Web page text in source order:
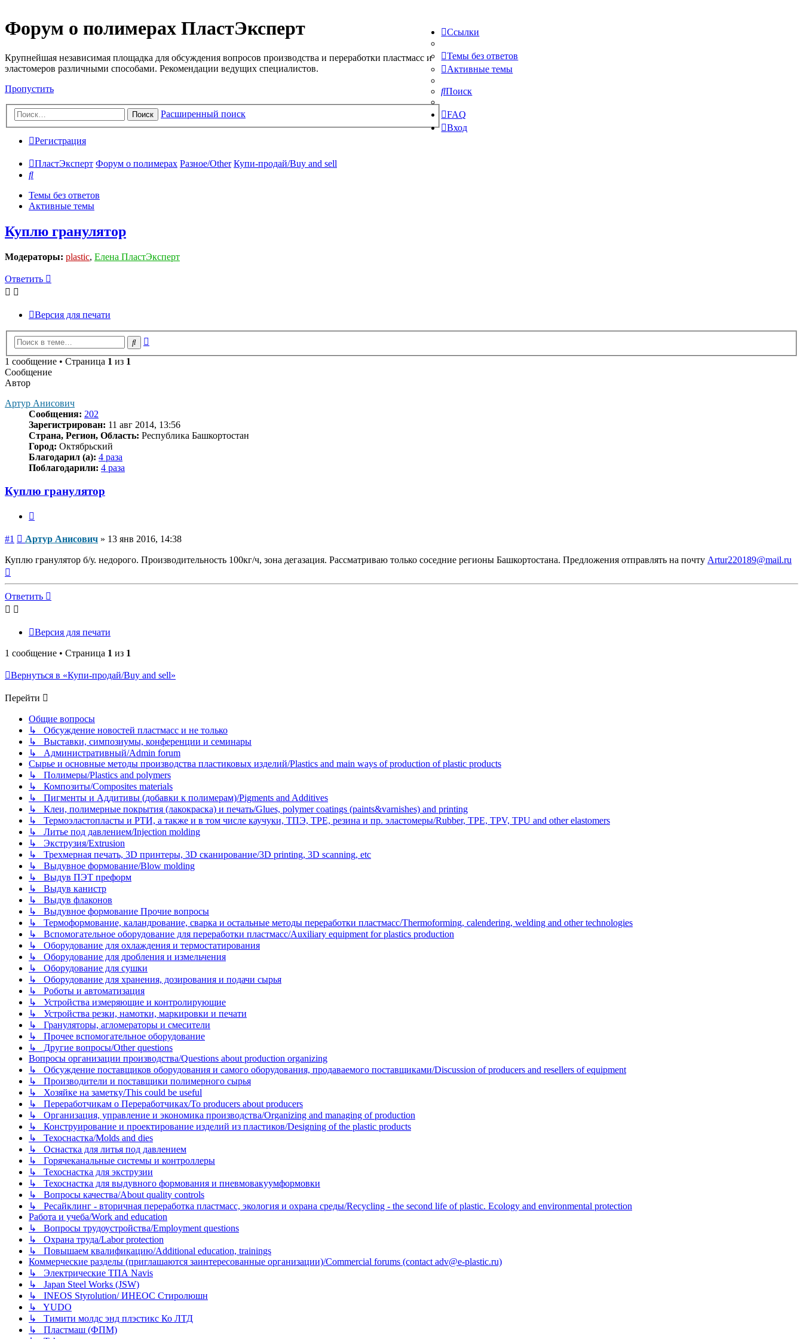
Форум о полимерах ПластЭксперт
Крупнейшая независимая площадка для обсуждения вопросов производства и переработки пластмасс и
эластомеров различными способами. Рекомендации ведущих специалистов.
Пропустить
Поиск Расширенный поиск
Ссылки
Темы без ответов
Активные темы
Поиск
FAQ
Вход
Регистрация
ПластЭксперт Форум о полимерах Разное/Other Купи-продай/Buy and sell
Поиск
Темы без ответов
Активные темы
Куплю гранулятор
Модераторы: plastic, Елена ПластЭксперт
Ответить
Версия для печати
Поиск
1 сообщение • Страница 1 из 1
Сообщение
Автор
Артур Анисович
Сообщения: 202
Зарегистрирован: 11 авг 2014, 13:56
Страна, Регион, Область: Республика Башкортостан
Город: Октябрьский
Благодарил (а): 4 раза
Поблагодарили: 4 раза
Куплю гранулятор
#1 Сообщение
Артур Анисович » 13 янв 2016, 14:38
Куплю гранулятор б/у. недорого. Производительность 100кг/ч, зона дегазация. Рассматриваю только соседние регионы Башкортостана. Предложения отправлять на почту Artur220189@mail.ru
началу
Ответить
Версия для печати
1 сообщение • Страница 1 из 1
Вернуться в «Купи-продай/Buy and sell»
Перейти
Общие вопросы
↳ Обсуждение новостей пластмасс и не только
↳ Выставки, симпозиумы, конференции и семинары
↳ Административный/Admin forum
Сырье и основные методы производства пластиковых изделий/Plastics and main ways of production of plastic products
↳ Полимеры/Plastics and polymers
↳ Композиты/Сomposites materials
↳ Пигменты и Аддитивы (добавки к полимерам)/Pigments and Additives
↳ Клеи, полимерные покрытия (лакокраска) и печать/Glues, polymer coatings (paints&varnishes) and printing
↳ Термоэластопласты и РТИ, а также и в том числе каучуки, ТПЭ, TPE, резина и пр. эластомеры/Rubber, TPE, TPV, TPU and other elastomers
↳ Литье под давлением/Injection molding
↳ Экструзия/Extrusion
↳ Трехмерная печать, 3D принтеры, 3D сканирование/3D printing, 3D scanning, etc
↳ Выдувное формование/Blow molding
↳ Выдув ПЭТ преформ
↳ Выдув канистр
↳ Выдув флаконов
↳ Выдувное формование Прочие вопросы
↳ Термоформование, каландрование, сварка и остальные методы переработки пластмасс/Thermoforming, calendering, welding and other technologies
↳ Вспомогательное оборудование для переработки пластмасс/Auxiliary equipment for plastics production
↳ Оборудование для охлаждения и термостатирования
↳ Оборудование для дробления и измельчения
↳ Оборудование для сушки
↳ Оборудование для хранения, дозирования и подачи сырья
↳ Роботы и автоматизация
↳ Устройства измеряющие и контролирующие
↳ Устройства резки, намотки, маркировки и печати
↳ Грануляторы, агломераторы и смесители
↳ Прочее вспомогательное оборудование
↳ Другие вопросы/Other questions
Вопросы организации производства/Questions about production organizing
↳ Обсуждение поставщиков оборудования и самого оборудования, продаваемого поставщиками/Discussion of producers and resellers of equipment
↳ Производители и поставщики полимерного сырья
↳ Хозяйке на заметку/This could be useful
↳ Переработчикам о Переработчиках/To producers about producers
↳ Организация, управление и экономика производства/Organizing and managing of production
↳ Конструирование и проектирование изделий из пластиков/Designing of the plastic products
↳ Техоснастка/Molds and dies
↳ Оснастка для литья под давлением
↳ Горячеканальные системы и контроллеры
↳ Техоснастка для экструзии
↳ Техоснастка для выдувного формования и пневмовакуумформовки
↳ Вопросы качества/About quality controls
↳ Ресайклинг - вторичная переработка пластмасс, экология и охрана среды/Recycling - the second life of plastic. Ecology and environmental protection
Работа и учеба/Work and education
↳ Вопросы трудоустройства/Employment questions
↳ Охрана труда/Labor protection
↳ Повышаем квалификацию/Additional education, trainings
Коммерческие разделы (приглашаются заинтересованные организации)/Commercial forums (contact adv@e-plastic.ru)
↳ Электрические ТПА Navis
↳ Japan Steel Works (JSW)
↳ INEOS Styrolution/ ИНЕОС Стиролюшн
↳ YUDO
↳ Тимити молдс энд плэстикс Ко ЛТД
↳ Пластмаш (ФПМ)